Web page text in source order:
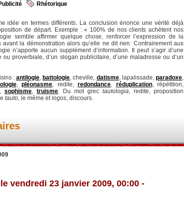
Rhétorique
idée en termes différents. La conclusion énonce une vérité déjà
de départ. Exemple : « 100% de nos clients achètent nos
semble affirmer quelque chose, renforcer l’expression de la
avant la démonstration alors qu’elle ne dit rien. Contrairement aux
n’apporte aucun supplément d’information. Il peut s’agir d’une
ou proverbiale, d’un slogan publicitaire, d’une maladresse ou d’un
: antilogie, battologie, cheville, datisme, lapalissade,paradoxe,
, pléonasme, redite, redondance, réduplication, répétition,
sophisme, truisme. Du mot grec tautologia, redite, proposition
tauto, le même etlogos, discours.
le vendredi 23 janvier 2009, 00:00 -